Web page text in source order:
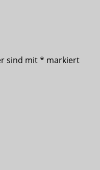
sind mit* markiert